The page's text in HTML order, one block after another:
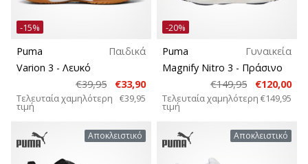
-15%
Puma
Παιδικά
Varion 3 - Λευκό
€39,95
€33,90
Τελευταία χαμηλότερη
τιμή
€39,95
-20%
Puma
Γυναικεία
Magnify Nitro 3 - Πράσινο
€149,95
€120,00
Τελευταία χαμηλότερη
τιμή
€149,95
Αποκλειστικό Αποκλειστικό